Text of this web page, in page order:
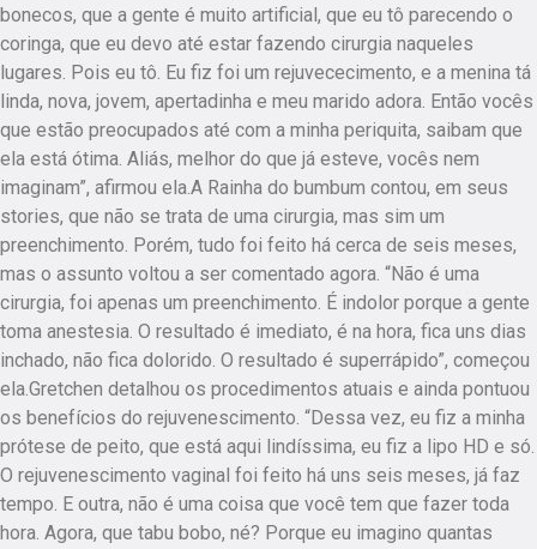
bonecos, que a gente é muito artificial, que eu tô parecendo o
coringa, que eu devo até estar fazendo cirurgia naqueles
lugares. Pois eu tô. Eu fiz foi um rejuvececimento, e a menina tá
linda, nova, jovem, apertadinha e meu marido adora. Então vocês
que estão preocupados até com a minha periquita, saibam que
ela está ótima. Aliás, melhor do que já esteve, vocês nem
imaginam”, afirmou ela.A Rainha do bumbum contou, em seus
stories, que não se trata de uma cirurgia, mas sim um
preenchimento. Porém, tudo foi feito há cerca de seis meses,
mas o assunto voltou a ser comentado agora. “Não é uma
cirurgia, foi apenas um preenchimento. É indolor porque a gente
toma anestesia. O resultado é imediato, é na hora, fica uns dias
inchado, não fica dolorido. O resultado é superrápido”, começou
ela.Gretchen detalhou os procedimentos atuais e ainda pontuou
os benefícios do rejuvenescimento. “Dessa vez, eu fiz a minha
prótese de peito, que está aqui lindíssima, eu fiz a lipo HD e só.
O rejuvenescimento vaginal foi feito há uns seis meses, já faz
tempo. E outra, não é uma coisa que você tem que fazer toda
hora. Agora, que tabu bobo, né? Porque eu imagino quantas